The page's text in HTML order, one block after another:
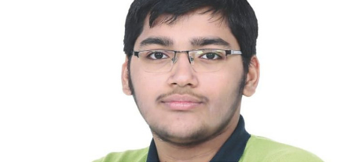
सीकर : छात्रा का अपहरण कर नशा देकर एक सप्ताह तक दुष्कर्म करते
रहे 9 लोग, विडियो बनाकर बदनाम करने की दी धमकी